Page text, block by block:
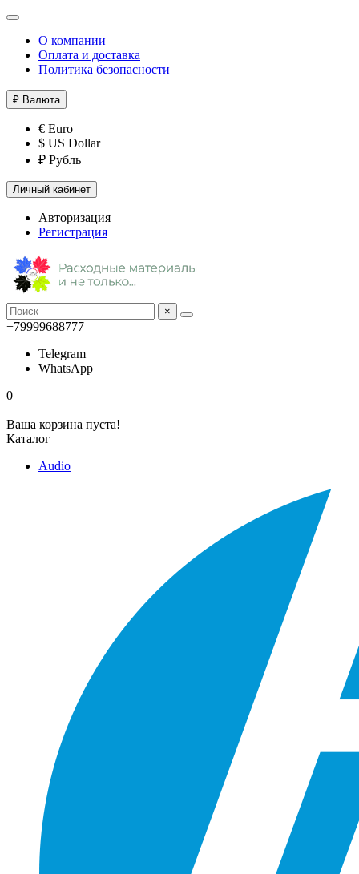
О компании
Оплата и доставка
Политика безопасности
₽ Валюта
€ Euro
$ US Dollar
₽ Рубль
Личный кабинет
Авторизация
Регистрация
×
+79999688777
Telegram
WhatsApp
0
Ваша корзина пуста!
Каталог
Audio